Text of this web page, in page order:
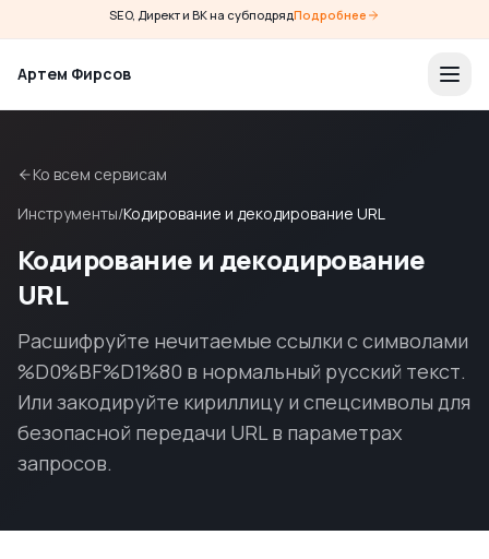
SEO, Директ и ВК на субподрядПодробнее
Артем Фирсов
Ко всем сервисам
Инструменты/Кодирование и декодирование URL
Кодирование и декодирование
URL
Расшифруйте нечитаемые ссылки с символами
%D0%BF%D1%80 в нормальный русский текст.
Или закодируйте кириллицу и спецсимволы для
безопасной передачи URL в параметрах
запросов.